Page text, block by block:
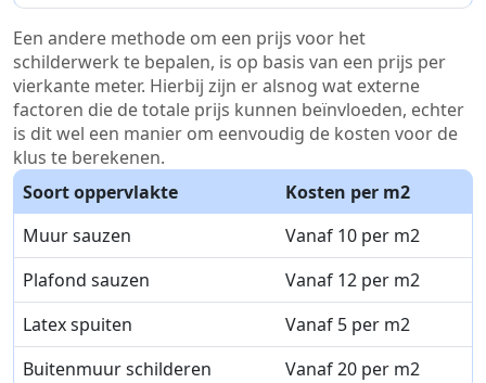
Een andere methode om een prijs voor het
schilderwerk te bepalen, is op basis van een prijs per
vierkante meter. Hierbij zijn er alsnog wat externe
factoren die de totale prijs kunnen beïnvloeden, echter
is dit wel een manier om eenvoudig de kosten voor de
klus te berekenen.
Soort oppervlakte
Kosten per m2
Muur sauzen
Vanaf 10 per m2
Plafond sauzen
Vanaf 12 per m2
Latex spuiten
Vanaf 5 per m2
Buitenmuur schilderen
Vanaf 20 per m2